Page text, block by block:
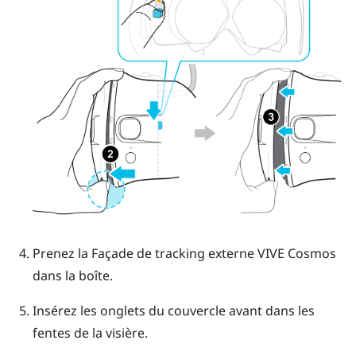
Prenez la Façade de tracking externeVIVE Cosmos
dans la boîte.
Insérez les onglets du couvercle avant dans les
fentes de la visière.